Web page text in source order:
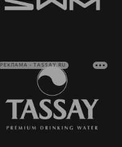
РЕКЛАМА • TASSAY.RU